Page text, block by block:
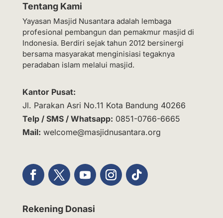
Tentang Kami
Yayasan Masjid Nusantara adalah lembaga
profesional pembangun dan pemakmur masjid di
Indonesia. Berdiri sejak tahun 2012 bersinergi
bersama masyarakat menginisiasi tegaknya
peradaban islam melalui masjid.
Kantor Pusat:
Jl. Parakan Asri No.11 Kota Bandung 40266
Telp / SMS / Whatsapp: 0851-0766-6665
Mail: welcome@masjidnusantara.org
Rekening Donasi